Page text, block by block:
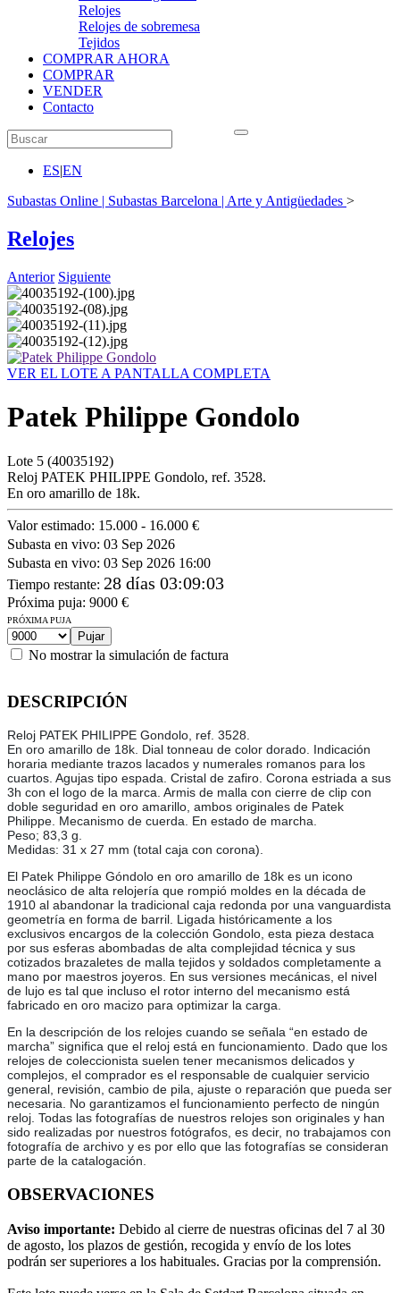
Relojes
Relojes de sobremesa
Tejidos
COMPRAR AHORA
COMPRAR
VENDER
Contacto
ES|EN
Subastas Online | Subastas Barcelona | Arte y Antigüedades >
Relojes
Anterior Siguiente
VER EL LOTE A PANTALLA COMPLETA
Patek Philippe Gondolo
Lote 5 (40035192)
Reloj PATEK PHILIPPE Gondolo, ref. 3528.
En oro amarillo de 18k.
Valor estimado: 15.000 - 16.000 €
Subasta en vivo: 03 Sep 2026
Subasta en vivo: 03 Sep 2026 16:00
Tiempo restante: 28 días 03:09:03
Próxima puja: 9000 €
PRÓXIMA PUJA
No mostrar la simulación de factura
DESCRIPCIÓN
Reloj PATEK PHILIPPE Gondolo, ref. 3528.
En oro amarillo de 18k. Dial tonneau de color dorado. Indicación
horaria mediante trazos lacados y numerales romanos para los
cuartos. Agujas tipo espada. Cristal de zafiro. Corona estriada a sus
3h con el logo de la marca. Armis de malla con cierre de clip con
doble seguridad en oro amarillo, ambos originales de Patek
Philippe. Mecanismo de cuerda. En estado de marcha.
Peso; 83,3 g.
Medidas: 31 x 27 mm (total caja con corona).
El Patek Philippe Góndolo en oro amarillo de 18k es un icono
neoclásico de alta relojería que rompió moldes en la década de
1910 al abandonar la tradicional caja redonda por una vanguardista
geometría en forma de barril. Ligada históricamente a los
exclusivos encargos de la colección Gondolo, esta pieza destaca
por sus esferas abombadas de alta complejidad técnica y sus
cotizados brazaletes de malla tejidos y soldados completamente a
mano por maestros joyeros. En sus versiones mecánicas, el nivel
de lujo es tal que incluso el rotor interno del mecanismo está
fabricado en oro macizo para optimizar la carga.
En la descripción de los relojes cuando se señala “en estado de
marcha” significa que el reloj está en funcionamiento. Dado que los
relojes de coleccionista suelen tener mecanismos delicados y
complejos, el comprador es el responsable de cualquier servicio
general, revisión, cambio de pila, ajuste o reparación que pueda ser
necesaria. No garantizamos el funcionamiento perfecto de ningún
reloj. Todas las fotografías de nuestros relojes son originales y han
sido realizadas por nuestros fotógrafos, es decir, no trabajamos con
fotografía de archivo y es por ello que las fotografías se consideran
parte de la catalogación.
OBSERVACIONES
Aviso importante: Debido al cierre de nuestras oficinas del 7 al 30
de agosto, los plazos de gestión, recogida y envío de los lotes
podrán ser superiores a los habituales. Gracias por la comprensión.